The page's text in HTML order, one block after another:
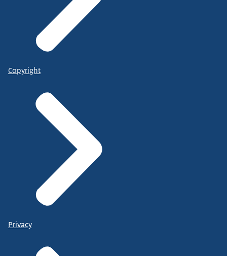
Copyright
Privacy